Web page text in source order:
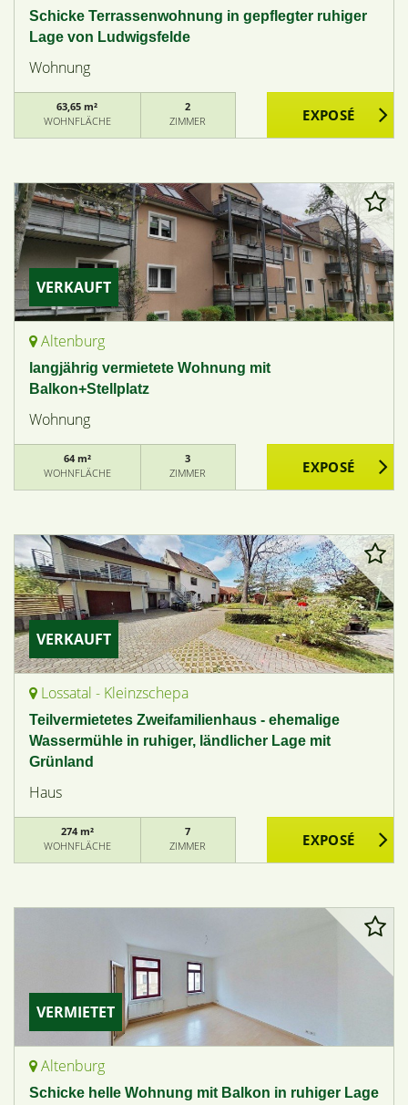
Schicke Terrassenwohnung in gepflegter ruhiger
Lage von Ludwigsfelde
Wohnung
63,65 m²
WOHNFLÄCHE
2
ZIMMER
VERKAUFT
Altenburg
langjährig vermietete Wohnung mit
Balkon+Stellplatz
Wohnung
64 m²
WOHNFLÄCHE
3
ZIMMER
VERKAUFT
Lossatal - Kleinzschepa
Teilvermietetes Zweifamilienhaus - ehemalige
Wassermühle in ruhiger, ländlicher Lage mit
Grünland
Haus
274 m²
WOHNFLÄCHE
7
ZIMMER
VERMIETET
Altenburg
Schicke helle Wohnung mit Balkon in ruhiger Lage